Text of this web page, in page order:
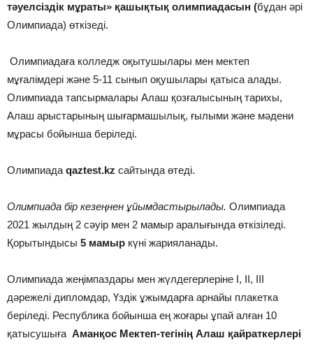
тәуелсіздік мұраты» қашықтық олимпиадасын (бұдан әрі
Олимпиада) өткізеді.
Олимпиадаға колледж оқытушылары мен мектеп
мұғалімдері және 5-11 сынып оқушылары қатыса алады.
Олимпиада тапсырмалары Алаш қозғалысының тарихы,
Алаш арыстарының шығармашылық, ғылыми және мәдени
мұрасы бойынша беріледі.
Олимпиада qaztest.kz сайтында өтеді.
Олимпиада бір кезеңнен ұйымдастырылады. Олимпиада
2021 жылдың 2 сәуір мен 2 мамыр аралығында өткізіледі.
Қорытындысы 5 мамыр күні жарияланады.
Олимпиада жеңімпаздары мен жүлдегерлеріне І, ІІ, ІІІ
дәрежелі дипломдар, Үздік ұжымдарға арнайы плакетка
беріледі. Республика бойынша ең жоғары ұпай алған 10
қатысушыға Аманқос Мектеп-тегінің Алаш қайраткерлері